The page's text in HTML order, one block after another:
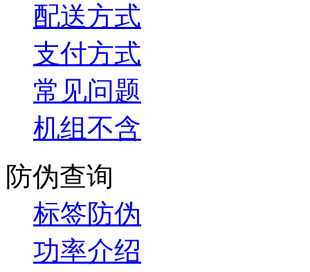
配送方式
支付方式
常见问题
机组不含
防伪查询
标签防伪
功率介绍